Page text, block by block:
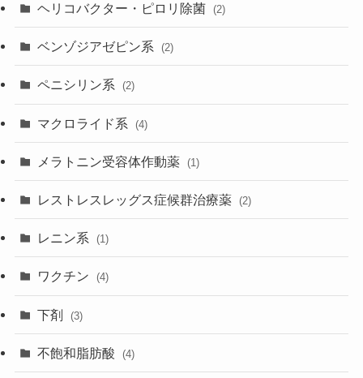
ヘリコバクター・ピロリ除菌 (2)
ベンゾジアゼピン系 (2)
ペニシリン系 (2)
マクロライド系 (4)
メラトニン受容体作動薬 (1)
レストレスレッグス症候群治療薬 (2)
レニン系 (1)
ワクチン (4)
下剤 (3)
不飽和脂肪酸 (4)